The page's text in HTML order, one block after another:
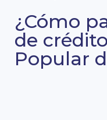
¿Cómo
de
Popular